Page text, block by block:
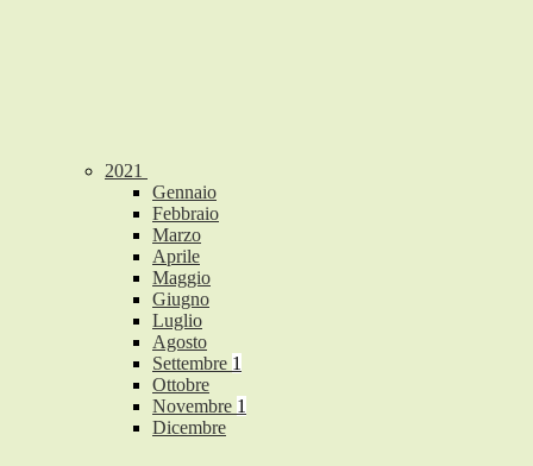
2021
Gennaio
Febbraio
Marzo
Aprile
Maggio
Giugno
Luglio
Agosto
Settembre 1
Ottobre
Novembre 1
Dicembre